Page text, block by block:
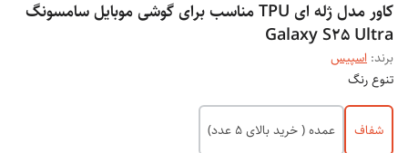
کاور مدل ژله ای TPU مناسب برای گوشی موبایل سامسونگ
Galaxy S25 Ultra
برند: اسپیس
تنوع رنگ
شفاف عمده ( خرید بالای 5 عدد)